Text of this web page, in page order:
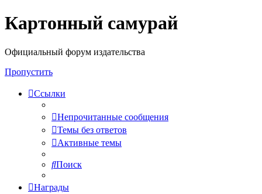
Регистрация
Картонный самурай
Официальный форум издательства
Пропустить
Ссылки
Непрочитанные сообщения
Темы без ответов
Активные темы
Поиск
Награды